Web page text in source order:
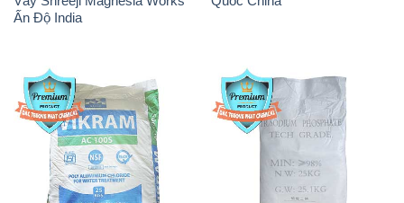
Ấn Độ India